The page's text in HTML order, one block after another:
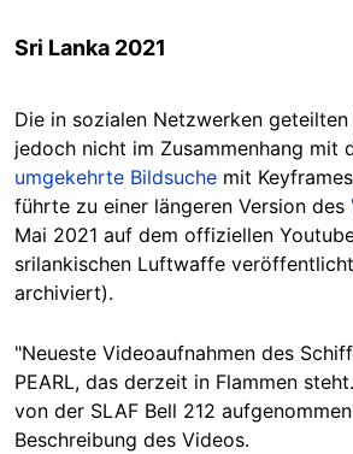
Sri Lanka 2021
Die in sozialen Netzwerken
jedoch nicht im Zusammenhang mit
umgekehrte Bildsuche mit
führte zu einer längeren Version des
Mai 2021 auf dem offiziellen
srilankischen Luftwaffe
archiviert).
"Neueste Videoaufnahmen des
PEARL, das derzeit in Flammen
von der SLAF Bell 212
Beschreibung des Videos.